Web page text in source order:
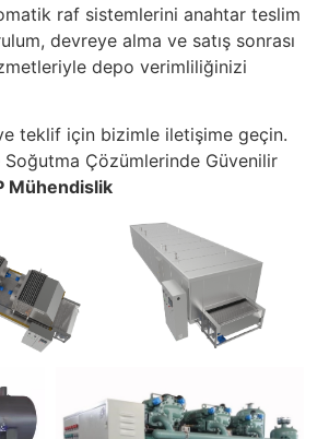
raf sistemlerini anahtar teslim
devreye alma ve satış sonrası
depo verimliliğinizi
teklif için bizimle iletişime geçin.
Çözümlerinde Güvenilir
Mühendislik